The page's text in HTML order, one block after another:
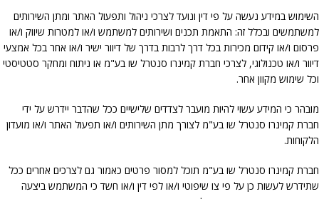
השימוש במידע נעשה על פי דין ונועד לצרכי ניהול ותפעול האתר ומתן השירותים
למשתמשים ובכלל זה: התאמת תכנים ושירותים למשתמש ו/או למטרות שיווק ו/או
פרסום ו/או קידום מכירות בכל דרך לרבות בדרך של דיוור ישיר ו/או אחר בכל אמצעי
דיוור ו/או טכנולוגי, לצרכי חברת קמינרו סנטרל שו בע"מ או ניתוח ומחקר סטטיסטי
וכל שימוש מקוון אחר.
מובהר כי המידע עשוי להיות מועבר לצדדים שלישיים ככל שהדבר יידרש על ידי
חברת קמינרו סנטרל שו בע"מ לצורך מתן השירותים ו/או תפעול האתר ו/או מועדון
הלקוחות.
חברת קמינרו סנטרל שו בע"מ תוכל למסור פרטים כאמור גם לצרכים אחרים ככל
שתידרש לעשות כן על פי צו שיפוטי ו/או לפי דין ו/או חשד כי המשתמש ביצעה